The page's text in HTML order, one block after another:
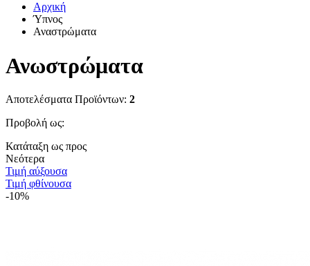
Αρχική
Ύπνος
Αναστρώματα
Ανωστρώματα
Αποτελέσματα Προϊόντων: 2
Προβολή ως:
Κατάταξη ως προς
Νεότερα
Τιμή αύξουσα
Τιμή φθίνουσα
-10%